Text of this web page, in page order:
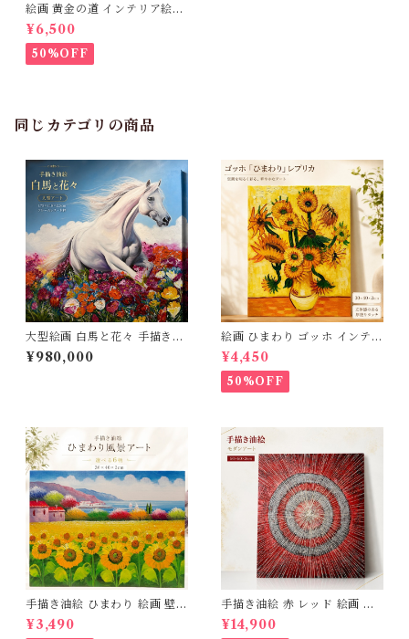
絵画 黄金の道 インテリア絵画
肉筆油絵 アートパネル インテ
リア 壁掛け 風景画 油絵 ポス
ター アート アートパネル リビ
ング 玄関 プレゼント モダン
¥6,500
50%OFF
同じカテゴリの商品
大型絵画 白馬と花々 手描き油
絵 ホース インテリア絵画 アー
トパネル インテリア 壁掛け 風
18ｃｍ wh175118_jz
¥980,000
絵画 ひまわり ゴッホ インテリ
ア絵画 油絵 複製画 レプリカ
模写 アートパネル インテリア
壁掛け 風景画 油絵 ポスター
アート アートパネル リビング
り 30×40ｃｍ 送料無料 父の
日 3Qee 993417_ee
¥4,450
50%OFF
手描き油絵 ひまわり 絵画 壁掛
け インテリア 玄関 肉筆 風景
画 アートパネル モダン 【木枠
¥3,490
手描き油絵 赤 レッド 絵画 イ
ンテリア 壁掛け 50×60cm 肉
筆油絵 アートパネル モダン ア
¥14,900